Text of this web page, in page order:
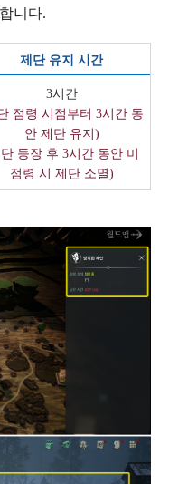
니다.
제단 유지 시간
3시간
점령 시점부터 3시간 동
안 제단 유지)
등장 후 3시간 동안 미
점령 시 제단 소멸)